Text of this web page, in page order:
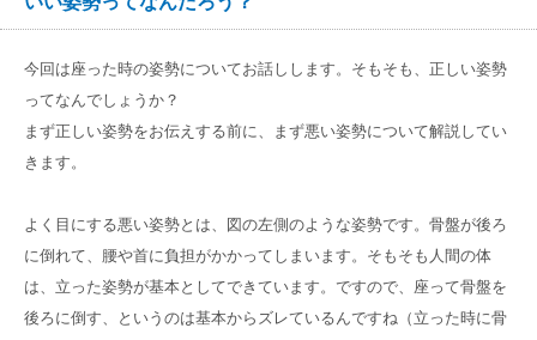
高齢者共生型まちづくり事業
食へのこだわり
メディア掲載一覧
公式SNS
SNS運用ポリシー
自宅で使える動画集
友達追加
八瀬大原Ⅰ番館
リクルート
今回は座った時の姿勢についてお話しします。そもそも、正しい姿勢
ってなんでしょうか？
まず正しい姿勢をお伝えする前に、まず悪い姿勢について解説してい
きます。
よく目にする悪い姿勢とは、図の左側のような姿勢です。骨盤が後ろ
に倒れて、腰や首に負担がかかってしまいます。そもそも人間の体
は、立った姿勢が基本としてできています。ですので、座って骨盤を
後ろに倒す、というのは基本からズレているんですね（立った時に骨